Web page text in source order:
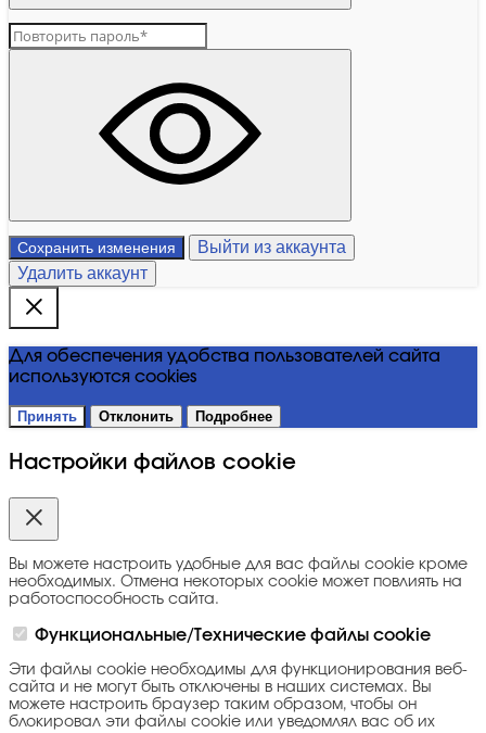
Сохранить изменения
Выйти из аккаунта
Удалить аккаунт
Для обеспечения удобства пользователей сайта
используются cookies
Принять Отклонить Подробнее
Настройки файлов cookie
Вы можете настроить удобные для вас файлы cookie кроме
необходимых. Отмена некоторых cookie может повлиять на
работоспособность сайта.
Функциональные/Технические файлы cookie
Эти файлы cookie необходимы для функционирования веб-
сайта и не могут быть отключены в наших системах. Вы
можете настроить браузер таким образом, чтобы он
блокировал эти файлы cookie или уведомлял вас об их